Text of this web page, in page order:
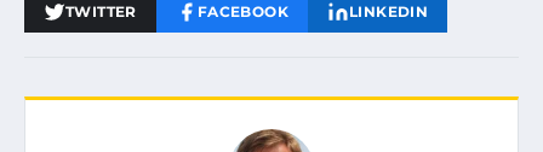
TWITTER FACEBOOK LINKEDIN